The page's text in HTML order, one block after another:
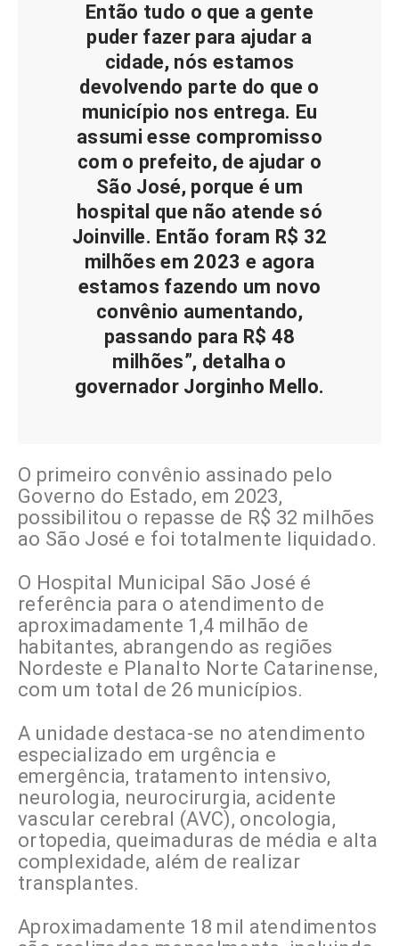
Então tudo o que a gente
puder fazer para ajudar a
cidade, nós estamos
devolvendo parte do que o
município nos entrega. Eu
assumi esse compromisso
com o prefeito, de ajudar o
São José, porque é um
hospital que não atende só
Joinville. Então foram R$ 32
milhões em 2023 e agora
estamos fazendo um novo
convênio aumentando,
passando para R$ 48
milhões”, detalha o
governador Jorginho Mello.
O primeiro convênio assinado pelo
Governo do Estado, em 2023,
possibilitou o repasse de R$ 32 milhões
ao São José e foi totalmente liquidado.
O Hospital Municipal São José é
referência para o atendimento de
aproximadamente 1,4 milhão de
habitantes, abrangendo as regiões
Nordeste e Planalto Norte Catarinense,
com um total de 26 municípios.
A unidade destaca-se no atendimento
especializado em urgência e
emergência, tratamento intensivo,
neurologia, neurocirurgia, acidente
vascular cerebral (AVC), oncologia,
ortopedia, queimaduras de média e alta
complexidade, além de realizar
transplantes.
Aproximadamente 18 mil atendimentos